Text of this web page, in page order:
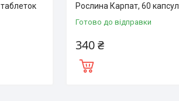
Рослина Карпат, 60 капсул
Готово до відправки
340 ₴